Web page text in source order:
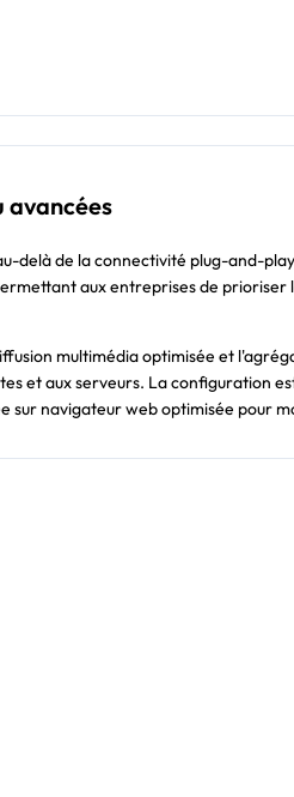
avancées
delà de la connectivité plug-and-
aux entreprises de
multimédia optimisée et
et aux serveurs. La configuration
sur navigateur web optimisée pour